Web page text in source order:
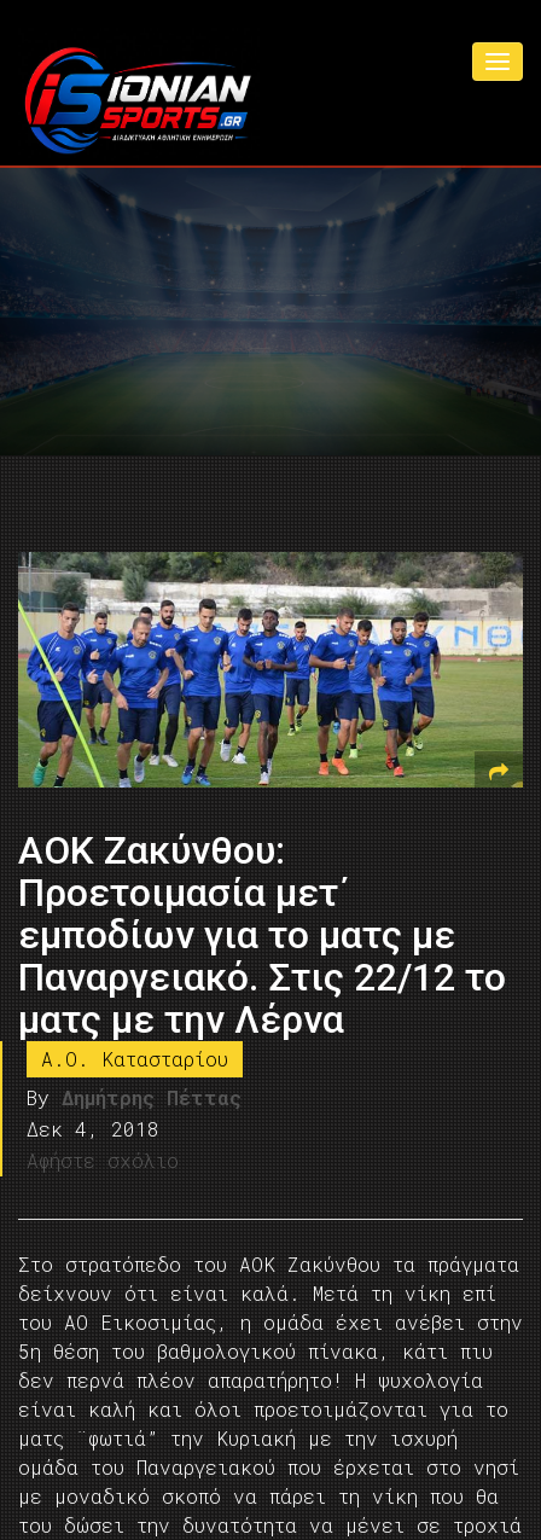
ΑΟΚ Ζακύνθου:
Προετοιμασία μετ΄
εμποδίων για το ματς με
Παναργειακό. Στις 22/12 το
ματς με την Λέρνα
A.O. Kατασταρίου
By Δημήτρης Πέττας
Δεκ 4, 2018
Αφήστε σχόλιο
Στο στρατόπεδο του ΑΟΚ Ζακύνθου τα πράγματα
δείχνουν ότι είναι καλά. Μετά τη νίκη επί
του ΑΟ Εικοσιμίας, η ομάδα έχει ανέβει στην
5η θέση του βαθμολογικού πίνακα, κάτι πιυ
δεν περνά πλέον απαρατήρητο! Η ψυχολογία
είναι καλή και όλοι προετοιμάζονται για το
ματς ¨φωτιά” την Κυριακή με την ισχυρή
ομάδα του Παναργειακού που έρχεται στο νησί
με μοναδικό σκοπό να πάρει τη νίκη που θα
του δώσει την δυνατότητα να μένει σε τροχιά